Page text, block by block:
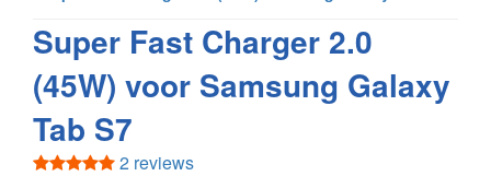
Super Fast Charger 2.0
(45W) voor Samsung Galaxy
Tab S7
2 reviews